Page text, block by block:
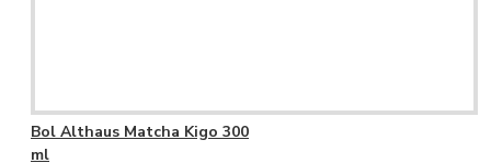
Bol Althaus Matcha Kigo 300
ml